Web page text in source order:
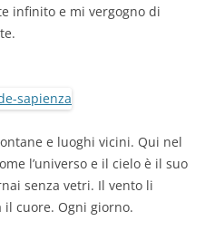
infinito e mi vergogno di
e luoghi vicini. Qui nel
l’universo e il cielo è il suo
senza vetri. Il vento li
cuore. Ogni giorno.